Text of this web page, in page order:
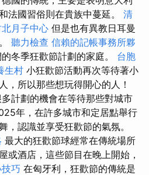
法國習俗則在貴族中蔓延。 清
月子中心 但是也有異教日耳曼
聽力檢查 信賴的記帳事務所夥
冬季狂歡節計劃的家庭。 台胞
生村 小狂歡節活動再次等待著小
，所以那些想玩得開心的人！
計劃的機會在等待那些對城市
年，在許多城市和定居點舉行
，認識並享受狂歡節的氣氛。
最大的狂歡節球經常在傳統場所
或酒店，這些節目在晚上開始，
巧 在匈牙利，狂歡節的傳統是